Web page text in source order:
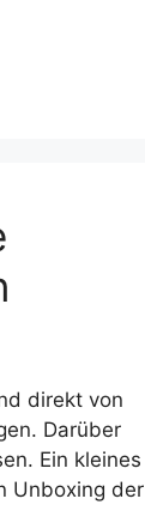
direkt von
Darüber
Ein kleines
Unboxing der